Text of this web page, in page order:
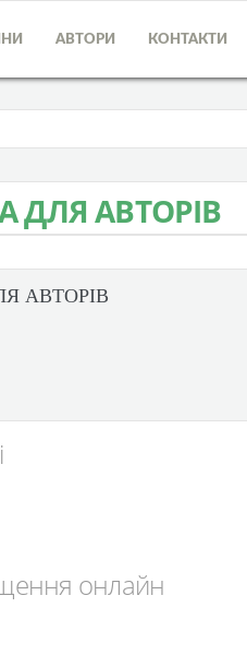
АВТОРИ КОНТАКТИ
ДЛЯ АВТОРІВ
АВТОРІВ
онлайн